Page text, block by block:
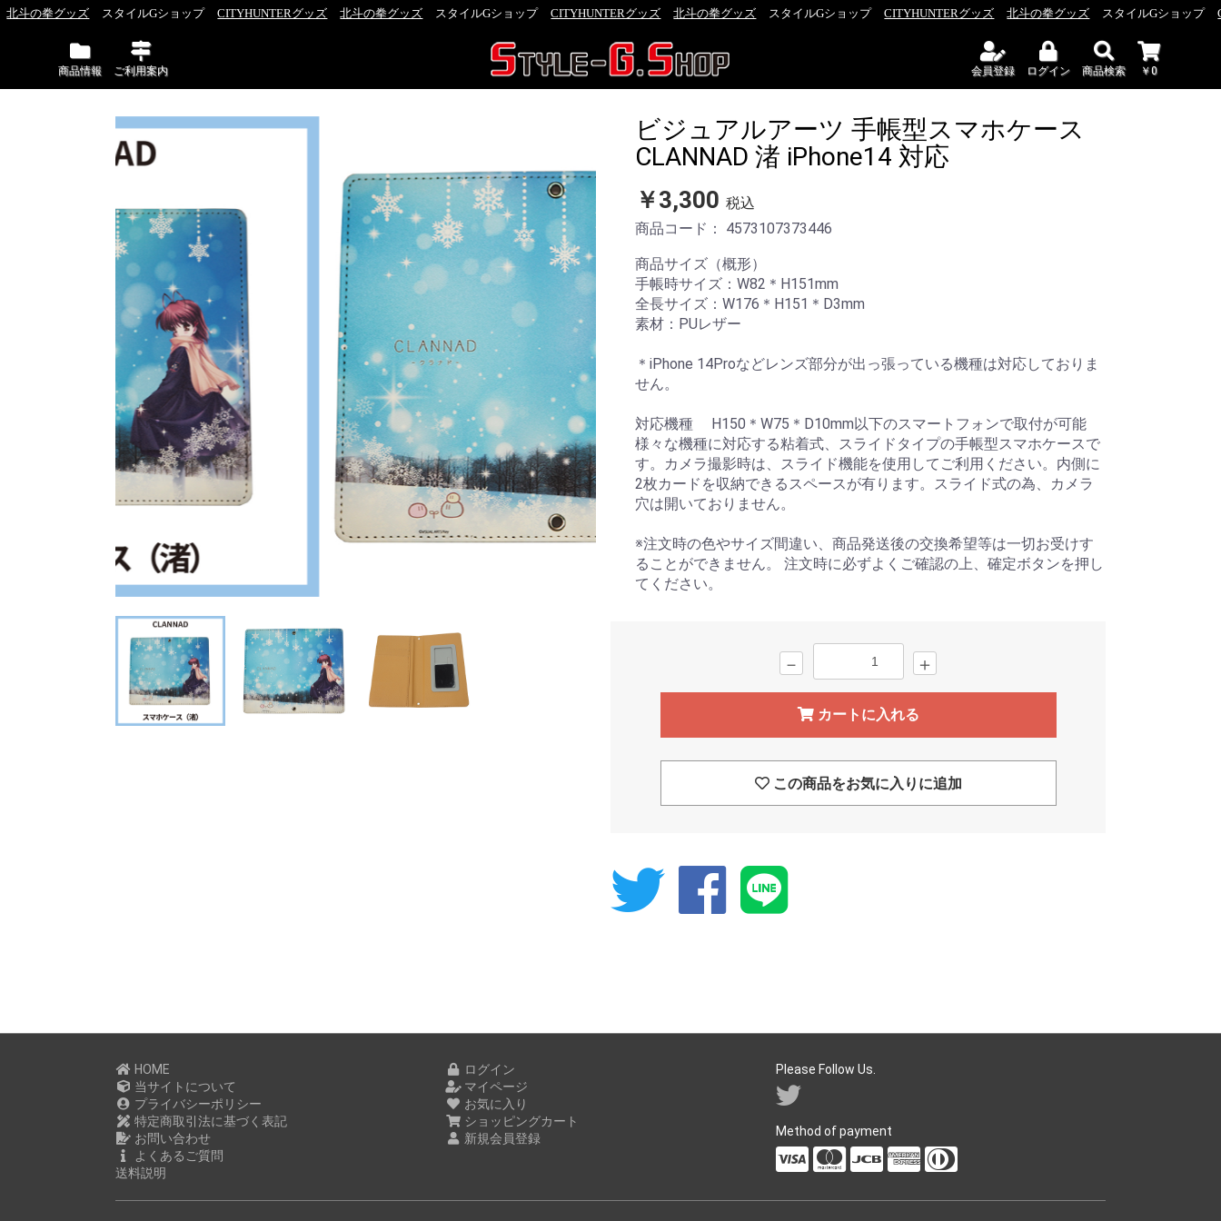
斗の拳グッズ スタイルGショップ CITYHUNTERグッズ 北斗の拳グッズ スタイルGショップ CITYHUNTERグッズ 北斗の拳グッズ スタイルGショップ CITYHUNTERグッズ 北斗の拳グッズ スタイルGショップ
商品情報 ご利用案内 会員登録 ログイン 商品検索 ￥0
ビジュアルアーツ 手帳型スマホケース
CLANNAD 渚 iPhone14 対応
￥3,300 税込
商品コード： 4573107373446
商品サイズ（概形）
手帳時サイズ：W82＊H151mm
全長サイズ：W176＊H151＊D3mm
素材：PUレザー
＊iPhone 14Proなどレンズ部分が出っ張っている機種は対応しておりま
せん。
対応機種 H150＊W75＊D10mm以下のスマートフォンで取付が可能
様々な機種に対応する粘着式、スライドタイプの手帳型スマホケースで
す。カメラ撮影時は、スライド機能を使用してご利用ください。内側に
2枚カードを収納できるスペースが有ります。スライド式の為、カメラ
穴は開いておりません。
※注文時の色やサイズ間違い、商品発送後の交換希望等は一切お受けす
ることができません。 注文時に必ずよくご確認の上、確定ボタンを押し
てください。
－ ＋
カートに入れる
この商品をお気に入りに追加
Twitter
Facebook
Line
HOME
当サイトについて
プライバシーポリシー
特定商取引法に基づく表記
お問い合わせ
よくあるご質問
送料説明
ログイン
マイページ
お気に入り
ショッピングカート
新規会員登録
Please Follow Us.
Method of payment